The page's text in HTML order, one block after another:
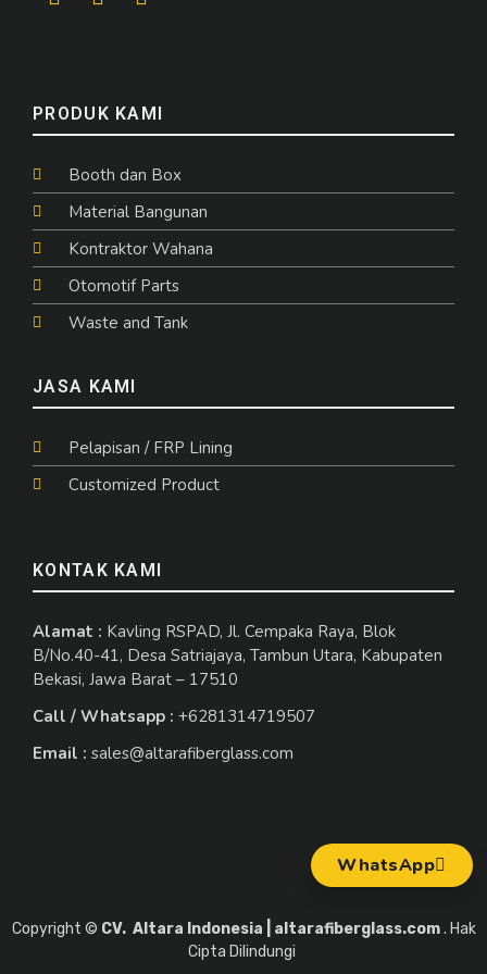
WhatsApp
PRODUK KAMI
Booth dan Box
Material Bangunan
Kontraktor Wahana
Otomotif Parts
Waste and Tank
JASA KAMI
Pelapisan / FRP Lining
Customized Product
KONTAK KAMI
Alamat : Kavling RSPAD, Jl. Cempaka Raya, Blok
B/No.40-41, Desa Satriajaya, Tambun Utara, Kabupaten
Bekasi, Jawa Barat – 17510
Call / Whatsapp : +6281314719507
Email : sales@altarafiberglass.com
Copyright © CV. Altara Indonesia | altarafiberglass.com. Hak
Cipta Dilindungi